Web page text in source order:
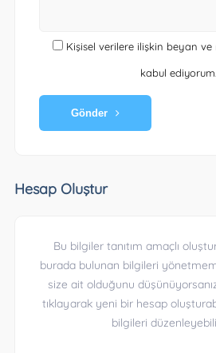
Kişisel verilere ilişkin beyan
kabul ediyorum.
Gönder
Hesap Oluştur
Bu bilgiler tanıtım amaçlı
burada bulunan bilgileri
size ait olduğunu
tıklayarak yeni bir hesap
bilgileri